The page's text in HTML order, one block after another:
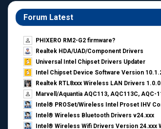
Forum Latest
PHIXERO RM2-G2 firmware?
Realtek HDA/UAD/Component Drivers
Universal Intel Chipset Drivers Updater​
Intel Chipset Device Software Version
Realtek RTL8xxx Wireless LAN Drivers
Marvell/Aquantia AQC113, AQC113C,
Intel® PROSet/Wireless Intel Proset IHV
Intel® Wireless Bluetooth Drivers v24.xxx
Intel® Wireless Wifi Drivers Version 24.xxx